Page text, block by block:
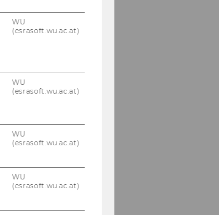
WU
(esrasoft.wu.ac.at)
WU
(esrasoft.wu.ac.at)
WU
(esrasoft.wu.ac.at)
WU
(esrasoft.wu.ac.at)